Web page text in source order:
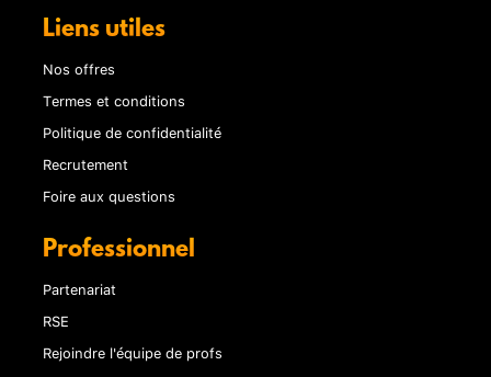
Liens utiles
Nos offres
Termes et conditions
Politique de confidentialité
Recrutement
Foire aux questions
Professionnel
Partenariat
RSE
Rejoindre l'équipe de profs